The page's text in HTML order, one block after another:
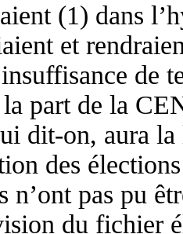
(1) dans
et
de
part de la
dit-on, aura
des
n’ont pas pu
du fichier